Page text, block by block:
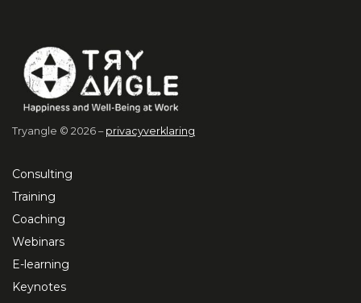
Tryangle © 2026 – privacyverklaring
Consulting
Training
Coaching
Webinars
E-learning
Keynotes